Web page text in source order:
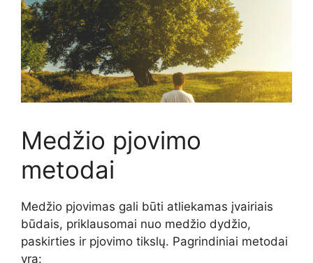
Medžio pjovimo
metodai
Medžio pjovimas gali būti atliekamas įvairiais
būdais, priklausomai nuo medžio dydžio,
paskirties ir pjovimo tikslų. Pagrindiniai metodai
yra: